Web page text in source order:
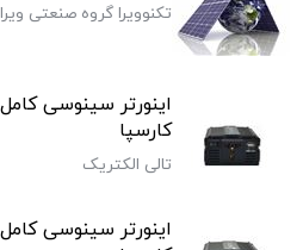
تکنوویرا گروه صنعتی ویرا
کارسپا
تالی الکتریک